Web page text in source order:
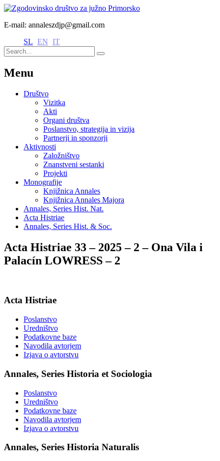
E-mail: annaleszdjp@gmail.com
SL EN IT
Menu
Društvo
Vizitka
Akti
Organi društva
Poslanstvo, strategija in vizija
Partnerji in sponzorji
Aktivnosti
Založništvo
Znanstveni sestanki
Projekti
Monografije
Knjižnica Annales
Knjižnica Annales Majora
Annales, Series Hist. Nat.
Acta Histriae
Annales, Series Hist. & Soc.
Acta Histriae 33 – 2025 – 2 – Ona Vila i
Palacín LOWRESS – 2
Acta Histriae
Poslanstvo
Uredništvo
Podatkovne baze
Navodila avtorjem
Izjava o avtorstvu
Annales, Series Historia et Sociologia
Poslanstvo
Uredništvo
Podatkovne baze
Navodila avtorjem
Izjava o avtorstvu
Annales, Series Historia Naturalis